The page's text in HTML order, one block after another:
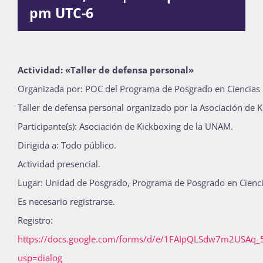
Publicaciones
Bienvenida generación 2027-1
pm UTC-6
Actividad: «Taller de defensa personal»
Organizada por: POC del Programa de Posgrado en
Taller de defensa personal organizado por la Asociación de
Participante(s): Asociación de Kickboxing de la UNAM.
Dirigida a: Todo público.
Actividad presencial.
Lugar: Unidad de Posgrado, Programa de Posgrado en
Es necesario registrarse.
Registro:
https://docs.google.com/forms/d/e/
usp=dialog